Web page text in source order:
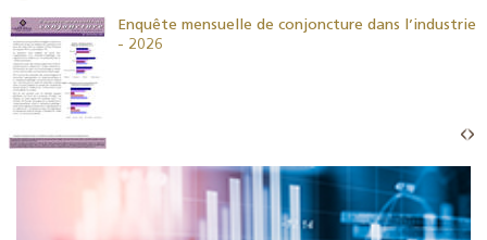
Enquête mensuelle de conjoncture dans l’industrie
- 2026